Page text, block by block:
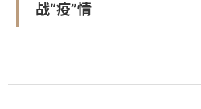
战“疫”情